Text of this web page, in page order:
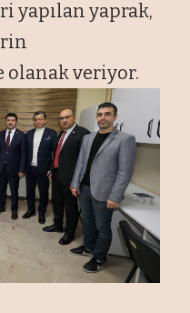
yapılan yaprak,
olanak veriyor.